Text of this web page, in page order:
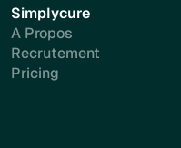
Simplycure
A Propos
Recrutement
Pricing